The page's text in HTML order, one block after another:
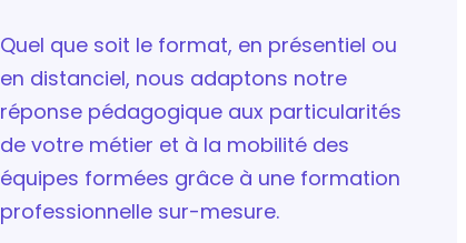
Quel que soit le format, en présentiel ou
en distanciel, nous adaptons notre
réponse pédagogique aux particularités
de votre métier et à la mobilité des
équipes formées grâce à une formation
professionnelle sur-mesure.